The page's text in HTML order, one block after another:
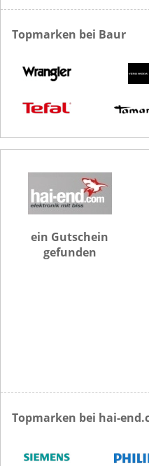
Topmarken bei Baur
ein Gutschein
gefunden
Topmarken bei hai-